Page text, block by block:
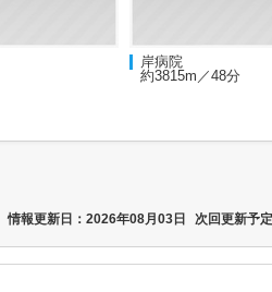
岸病院
約3815m／48分
情報更新日：2026年08月03日 次回更新予